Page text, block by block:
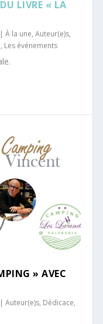
LIVRE « LA
|À la une,Auteur(e)s,
, Les événements
» AVEC
|Auteur(e)s, Dédicace,